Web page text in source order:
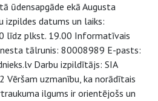
ūdensapgāde ekā Augusta
izpildes datums un laiks:
līdz plkst. 19.00 Informatīvais
tālrunis: 80008989 E-pasts:
Darbu izpildītājs: SIA
Vēršam uzmanību, ka norādītais
ilgums ir orientējošs un